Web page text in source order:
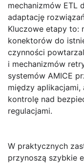
mechanizmów ETL
adaptację
Kluczowe etapy to:
konektorów do
czynności
i mechanizmów
systemów AMICE
między aplikacjami,
kontrolę nad
regulacjami.
W praktycznych
przynoszą szybkie